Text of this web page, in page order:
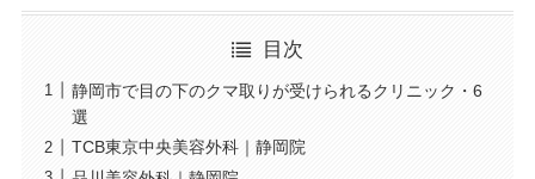
目次
静岡市で目の下のクマ取りが受けられるクリニック・6
選
TCB東京中央美容外科｜静岡院